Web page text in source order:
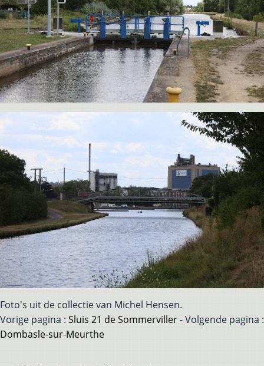
Foto's uit de collectie van Michel Hensen.
Vorige pagina : Sluis 21 de Sommerviller- Volgende pagina :
Dombasle-sur-Meurthe